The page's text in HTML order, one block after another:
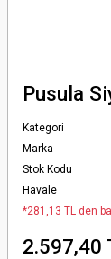
Pusula
Kategori
Marka
Stok Kodu
Havale
*281,13 TL den
2.597,40